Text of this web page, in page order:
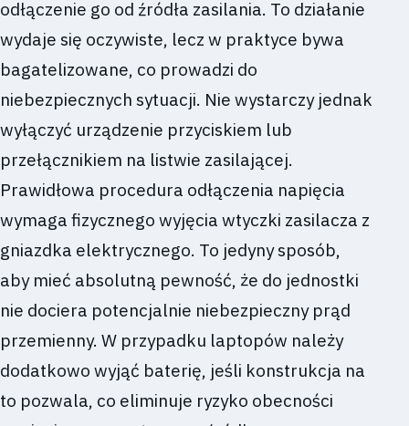
odłączenie go od źródła zasilania. To działanie
wydaje się oczywiste, lecz w praktyce bywa
bagatelizowane, co prowadzi do
niebezpiecznych sytuacji. Nie wystarczy jednak
wyłączyć urządzenie przyciskiem lub
przełącznikiem na listwie zasilającej.
Prawidłowa procedura odłączenia napięcia
wymaga fizycznego wyjęcia wtyczki zasilacza z
gniazdka elektrycznego. To jedyny sposób,
aby mieć absolutną pewność, że do jednostki
nie dociera potencjalnie niebezpieczny prąd
przemienny. W przypadku laptopów należy
dodatkowo wyjąć baterię, jeśli konstrukcja na
to pozwala, co eliminuje ryzyko obecności